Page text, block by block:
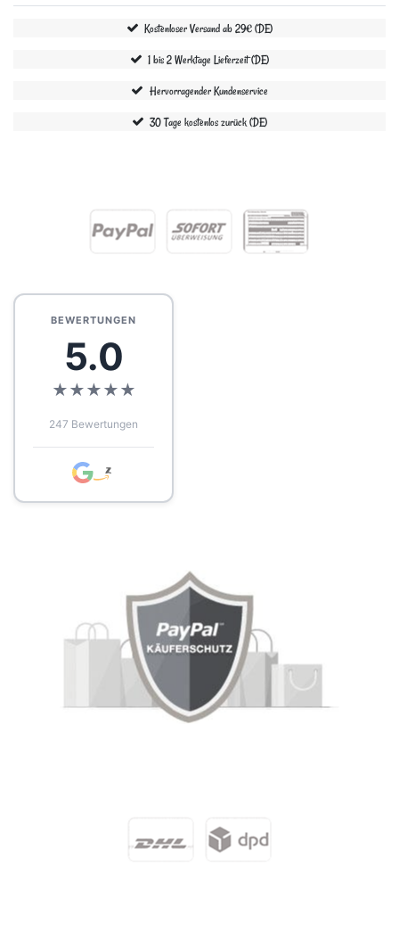
Kostenloser Versand ab 29€ (DE)
1 bis 2 Werktage Lieferzeit (DE)
Hervorragender Kundenservice
30 Tage kostenlos zurück (DE)
BEWERTUNGEN
5.0
★★★★★
247 Bewertungen